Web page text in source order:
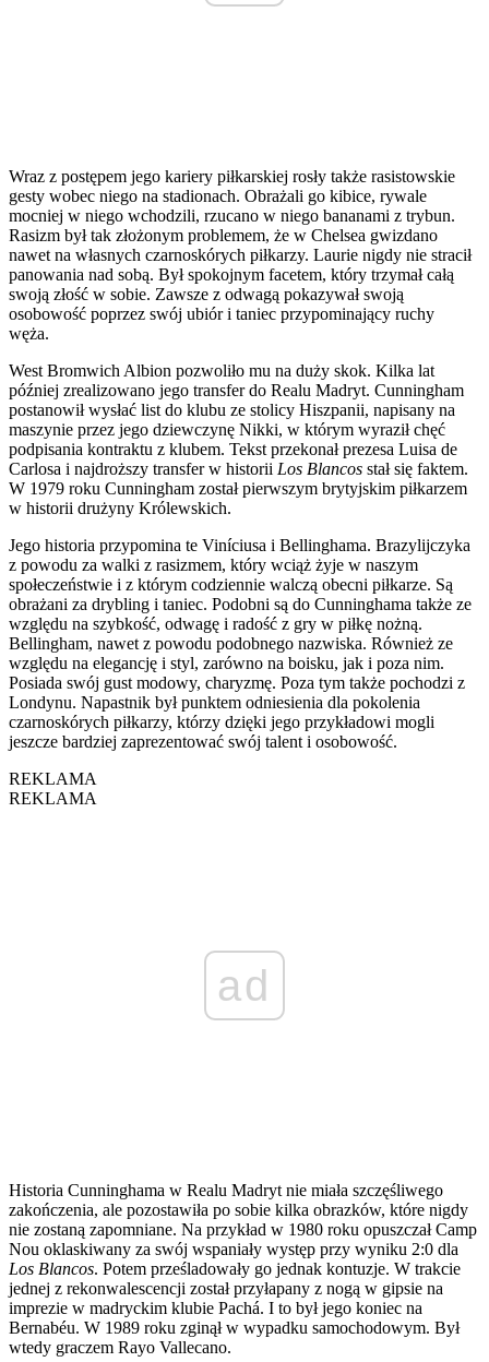
Wraz z postępem jego kariery piłkarskiej rosły także rasistowskie
gesty wobec niego na stadionach. Obrażali go kibice, rywale
mocniej w niego wchodzili, rzucano w niego bananami z trybun.
Rasizm był tak złożonym problemem, że w Chelsea gwizdano
nawet na własnych czarnoskórych piłkarzy. Laurie nigdy nie stracił
panowania nad sobą. Był spokojnym facetem, który trzymał całą
swoją złość w sobie. Zawsze z odwagą pokazywał swoją
osobowość poprzez swój ubiór i taniec przypominający ruchy
węża.
West Bromwich Albion pozwoliło mu na duży skok. Kilka lat
później zrealizowano jego transfer do Realu Madryt. Cunningham
postanowił wysłać list do klubu ze stolicy Hiszpanii, napisany na
maszynie przez jego dziewczynę Nikki, w którym wyraził chęć
podpisania kontraktu z klubem. Tekst przekonał prezesa Luisa de
Carlosa i najdroższy transfer w historii Los Blancos stał się faktem.
W 1979 roku Cunningham został pierwszym brytyjskim piłkarzem
w historii drużyny Królewskich.
Jego historia przypomina te Viníciusa i Bellinghama. Brazylijczyka
z powodu za walki z rasizmem, który wciąż żyje w naszym
społeczeństwie i z którym codziennie walczą obecni piłkarze. Są
obrażani za drybling i taniec. Podobni są do Cunninghama także ze
względu na szybkość, odwagę i radość z gry w piłkę nożną.
Bellingham, nawet z powodu podobnego nazwiska. Również ze
względu na elegancję i styl, zarówno na boisku, jak i poza nim.
Posiada swój gust modowy, charyzmę. Poza tym także pochodzi z
Londynu. Napastnik był punktem odniesienia dla pokolenia
czarnoskórych piłkarzy, którzy dzięki jego przykładowi mogli
jeszcze bardziej zaprezentować swój talent i osobowość.
REKLAMA
REKLAMA
ad
Historia Cunninghama w Realu Madryt nie miała szczęśliwego
zakończenia, ale pozostawiła po sobie kilka obrazków, które nigdy
nie zostaną zapomniane. Na przykład w 1980 roku opuszczał Camp
Nou oklaskiwany za swój wspaniały występ przy wyniku 2:0 dla
Los Blancos. Potem prześladowały go jednak kontuzje. W trakcie
jednej z rekonwalescencji został przyłapany z nogą w gipsie na
imprezie w madryckim klubie Pachá. I to był jego koniec na
Bernabéu. W 1989 roku zginął w wypadku samochodowym. Był
wtedy graczem Rayo Vallecano.